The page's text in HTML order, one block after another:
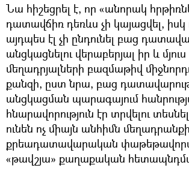
Նա հիշեցրել է, որ «անորակ
դատավճիռ դեռևս չի կայացվել,
այդպես էլ չի ընդունել բաց
անցկացնելու վերաբերյալ իր և մյուս
մեղադրյալների բազմաթիվ
քանզի, ըստ նրա, բաց
անցկացման պարագայում
հնարավորություն էր տրվելու
ունեն ոչ միայն անհիմն
քրեադատավարական
«թավշյա» քաղաքական